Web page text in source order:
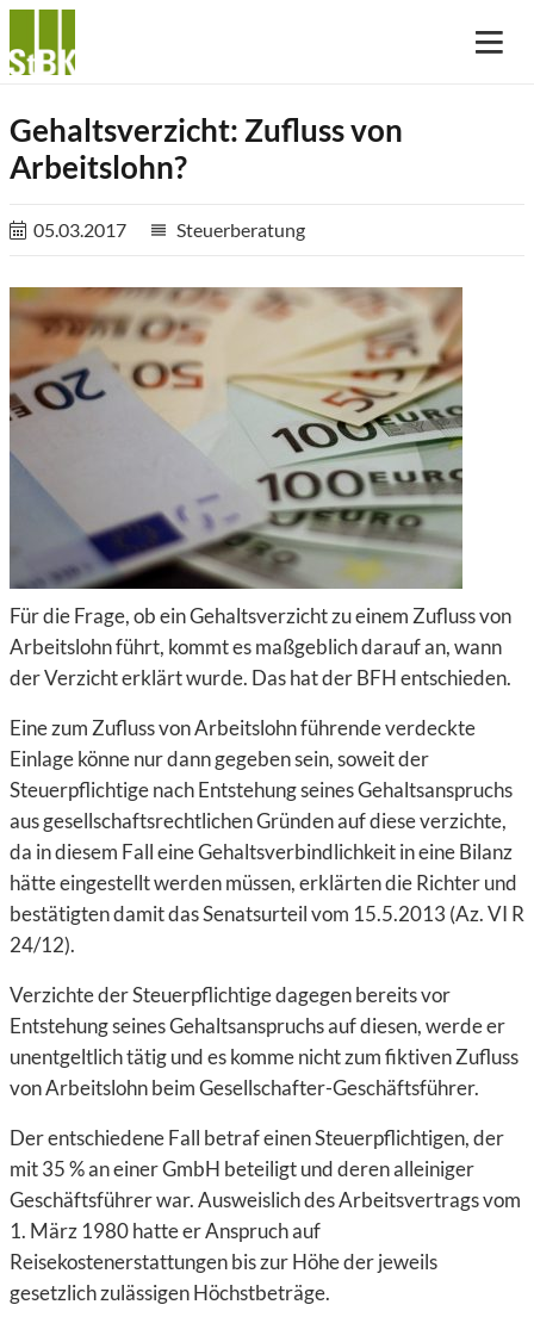
Gehaltsverzicht: Zufluss von
Arbeitslohn?
05.03.2017 reorder Steuerberatung
Für die Frage, ob ein Gehaltsverzicht zu einem Zufluss von
Arbeitslohn führt, kommt es maßgeblich darauf an, wann
der Verzicht erklärt wurde. Das hat der BFH entschieden.
Eine zum Zufluss von Arbeitslohn führende verdeckte
Einlage könne nur dann gegeben sein, soweit der
Steuerpflichtige nach Entstehung seines Gehaltsanspruchs
aus gesellschaftsrechtlichen Gründen auf diese verzichte,
da in diesem Fall eine Gehaltsverbindlichkeit in eine Bilanz
hätte eingestellt werden müssen, erklärten die Richter und
bestätigten damit das Senatsurteil vom 15.5.2013 (Az. VI R
24/12).
Verzichte der Steuerpflichtige dagegen bereits vor
Entstehung seines Gehaltsanspruchs auf diesen, werde er
unentgeltlich tätig und es komme nicht zum fiktiven Zufluss
von Arbeitslohn beim Gesellschafter-Geschäftsführer.
Der entschiedene Fall betraf einen Steuerpflichtigen, der
mit 35 % an einer GmbH beteiligt und deren alleiniger
Geschäftsführer war. Ausweislich des Arbeitsvertrags vom
1. März 1980 hatte er Anspruch auf
Reisekostenerstattungen bis zur Höhe der jeweils
gesetzlich zulässigen Höchstbeträge.